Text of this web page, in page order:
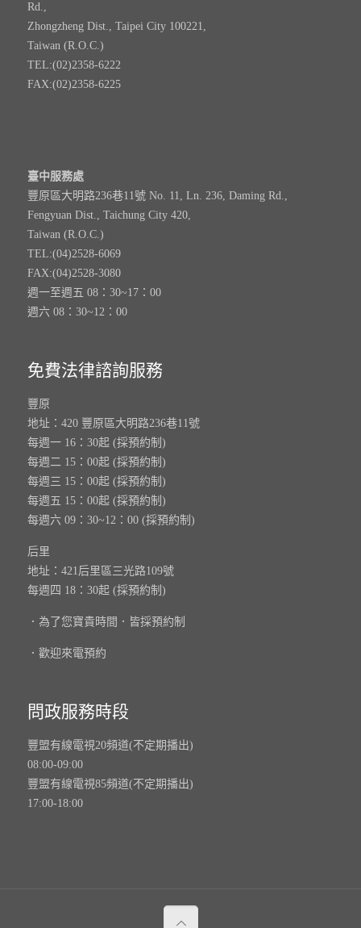
Rd.,
Zhongzheng Dist., Taipei City 100221,
Taiwan (R.O.C.)
TEL:(02)2358-6222
FAX:(02)2358-6225
臺中服務處
豐原區大明路236巷11號 No. 11, Ln. 236, Daming Rd.,
Fengyuan Dist., Taichung City 420,
Taiwan (R.O.C.)
TEL:(04)2528-6069
FAX:(04)2528-3080
週一至週五 08：30~17：00
週六 08：30~12：00
免費法律諮詢服務
豐原
地址：420 豐原區大明路236巷11號
每週一 16：30起 (採預約制)
每週二 15：00起 (採預約制)
每週三 15：00起 (採預約制)
每週五 15：00起 (採預約制)
每週六 09：30~12：00 (採預約制)
后里
地址：421后里區三光路109號
每週四 18：30起 (採預約制)
．為了您寶貴時間．皆採預約制
．歡迎來電預約
問政服務時段
豐盟有線電視20頻道(不定期播出)
08:00-09:00
豐盟有線電視85頻道(不定期播出)
17:00-18:00